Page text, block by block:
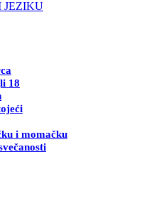
JEZIKU
18
i momačku